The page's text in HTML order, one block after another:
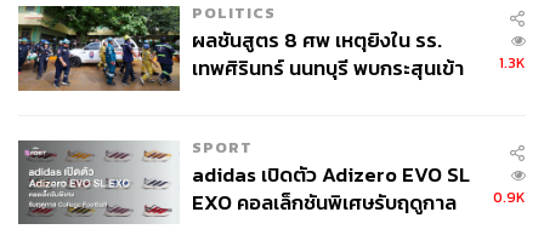
แฟ้มภาพ:Stokkete / Shutterstock
อ้างอิง:
https://www.thelancet.com/journals/lanonc/article/PII
S1470-2045(22)00569-1/fulltext
https://www.aljazeera.com/news/2022/9/10/scientists
POLITICS
ผลชันสูตร 8 ศพ เหตุยิงใน รร.
เทพศิรินทร์ นนทบุรี พบกระสุนเข้า
1.3K
SPORT
adidas เปิดตัว Adizero EVO SL
EXO คอลเล็กชันพิเศษรับฤดูกาล
0.9K